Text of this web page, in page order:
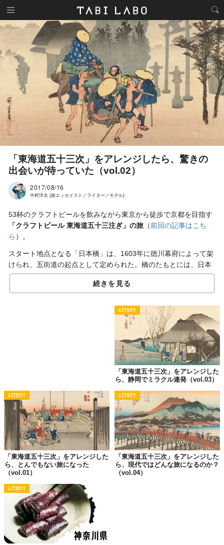
「東海道五十三次」をアレンジしたら、驚きの
出会いが待っていた（vol.02）
2017/08/16
中村洋太 (旅エッセイスト／ライター／モデル)
53杯のクラフトビールを飲みながら東京から徒歩で京都を目指す
「クラフトビール 東海道五十三注ぎ」の旅 （前回の記事はこち
ら ）。
スタート地点となる「日本橋」は、1603年に徳川幕府によって架
けられ、五街道の起点として定められた。橋のたもとには、日本
国道路元標が今も残っている。
銀座、新橋を通り1時間半ほど歩くと、最初の宿場、品川宿に到
着。かつての品川宿は、江戸を発つ人との別れを惜しんで見送り
にきた人や、江戸へやってきた旅人を迎え入れる人で、大いに賑
横浜のディープなお店で
記念すべき1杯目
続きを見る
ACTIVITY
「東海道五十三次」をアレンジした
ら、静岡でミラクル連発（vol.03）
ACTIVITY
「東海道五十三次」をアレンジした
ら、とんでもない旅になった
（vol.01）
ACTIVITY
「東海道五十三次」をアレンジした
ら、現代ではどんな旅になるのか？
（vol.04）
ACTIVITY